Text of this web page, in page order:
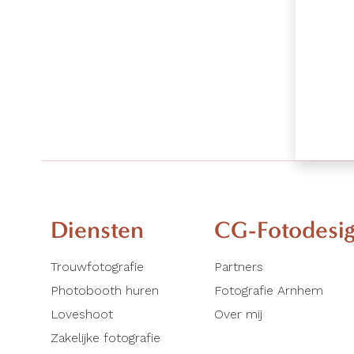
Diensten
Trouwfotografie
Photobooth huren
Loveshoot
Zakelijke fotografie
CG-
Partners
Fotografie Arnhem
Over mij